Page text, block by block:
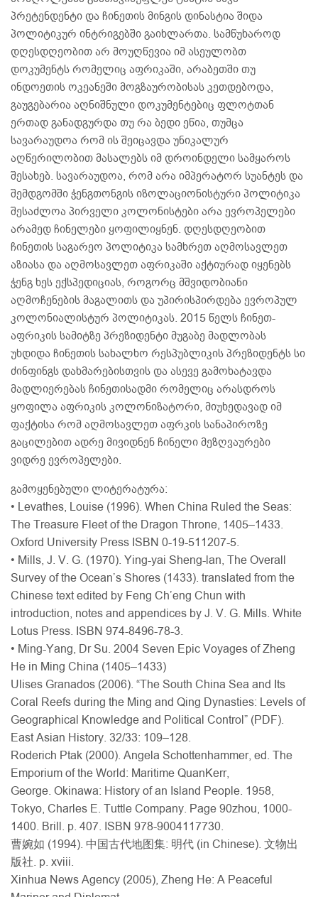
პრეტენდენტი და ჩინეთის მინგის დინასტია შიდა
პოლიტიკურ ინტრიგებში გაიხლართა. სამწუხაროდ
დღესდღეობით არ მოუღწევია იმ ასეულობთ
დოკუმენტს რომელიც აფრიკაში, არაბეთში თუ
ინდოეთის ოკეანეში მოგზაურობისას კეთდებოდა,
გაუგებარია აღნიშნული დოკუმენტებიც ფლოტთან
ერთად განადგურდა თუ რა ბედი ეწია, თუმცა
სავარაუდოა რომ ის შეიცავდა უნიკალურ
აღწერილობით მასალებს იმ დროინდელი სამყაროს
შესახებ. სავარაუდოა, რომ არა იმპერატორ სუანტეს და
შემდგომში ჭენგთონგის იზოლაციონისტური პოლიტიკა
შესაძლოა პირველი კოლონისტები არა ევროპელები
არამედ ჩინელები ყოფილიყნენ. დღესდღეობით
ჩინეთის საგარეო პოლიტიკა სამხრეთ აღმოსავლეთ
აზიასა და აღმოსავლეთ აფრიკაში აქტიურად იყენებს
ჭენგ ხეს ექსპედიციას, როგორც მშვიდობიანი
აღმოჩენების მაგალითს და უპირისპირდება ევროპულ
კოლონიალისტურ პოლიტიკას. 2015 წელს ჩინეთ-
აფრიკის სამიტზე პრეზიდენტი მუგაბე მადლობას
უხდიდა ჩინეთის სახალხო რესპუბლიკის პრეზიდენტს სი
ძინფინგს დახმარებისთვის და ასევე გამოხატავდა
მადლიერებას ჩინეთისადმი რომელიც არასდროს
ყოფილა აფრიკის კოლონიზატორი, მიუხედავად იმ
ფაქტისა რომ აღმოსავლეთ აფრკის სანაპიროზე
გაცილებით ადრე მივიდნენ ჩინელი მეზღვაურები
ვიდრე ევროპელები.
გამოყენებული ლიტერატურა:
• Levathes, Louise (1996). When China Ruled the Seas:
The Treasure Fleet of the Dragon Throne, 1405–1433.
Oxford University Press ISBN 0-19-511207-5.
• Mills, J. V. G. (1970). Ying-yai Sheng-lan, The Overall
Survey of the Ocean’s Shores (1433). translated from the
Chinese text edited by Feng Ch’eng Chun with
introduction, notes and appendices by J. V. G. Mills. White
Lotus Press. ISBN 974-8496-78-3.
• Ming-Yang, Dr Su. 2004 Seven Epic Voyages of Zheng
He in Ming China (1405–1433)
Ulises Granados (2006). “The South China Sea and Its
Coral Reefs during the Ming and Qing Dynasties: Levels of
Geographical Knowledge and Political Control” (PDF).
East Asian History. 32/33: 109–128.
Roderich Ptak (2000). Angela Schottenhammer, ed. The
Emporium of the World: Maritime QuanKerr,
George. Okinawa: History of an Island People. 1958,
Tokyo, Charles E. Tuttle Company. Page 90zhou, 1000-
1400. Brill. p. 407. ISBN 978-9004117730.
曹婉如 (1994). 中国古代地图集: 明代 (in Chinese). 文物出
版社. p. xviii.
Xinhua News Agency (2005), Zheng He: A Peaceful